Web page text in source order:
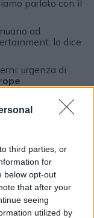
third parties, or
for
below opt-out
that after your
seeing
utilized by
parlato con il
ad
lo dice
urgenza di
piacerti